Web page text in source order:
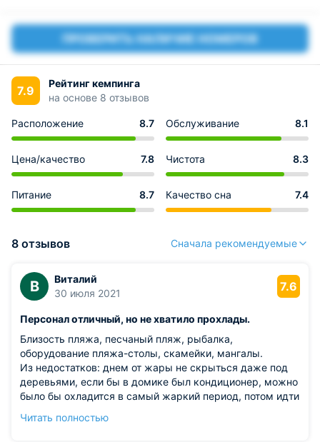
ПРОВЕРИТЬ НАЛИЧИЕ НОМЕРОВ
7.9
Рейтинг кемпинга
на основе 8 отзывов
Расположение 8.7 Обслуживание 8.1
Цена/качество 7.8 Чистота 8.3
Питание 8.7 Качество сна 7.4
8 отзывов Сначала рекомендуемые
В
Виталий
30 июля 2021
7.6
Персонал отличный, но не хватило прохлады.
Близость пляжа, песчаный пляж, рыбалка,
оборудование пляжа-столы, скамейки, мангалы.
Из недостатков: днем от жары не скрыться даже под
деревьями, если бы в домике был кондиционер, можно
было бы охладится в самый жаркий период, потом идти
прохладно, но кровати не удобные, холодильник
Читать полностью